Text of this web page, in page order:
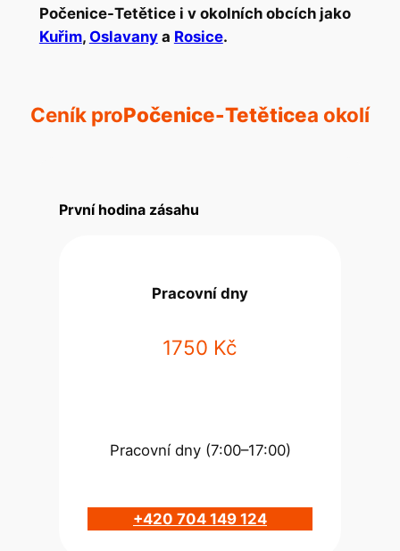
Počenice-Tetětice i v okolních obcích jako
Kuřim, Oslavanya Rosice.
Ceník proPočenice-Tetěticea okolí
První hodina zásahu
Pracovní dny
1750 Kč
Pracovní dny (7:00–17:00)
+420 704 149 124